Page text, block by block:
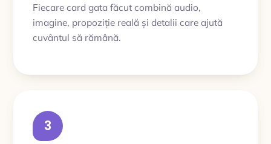
Fiecare card gata făcut combină audio,
imagine, propoziție reală și detalii care ajută
cuvântul să rămână.
3